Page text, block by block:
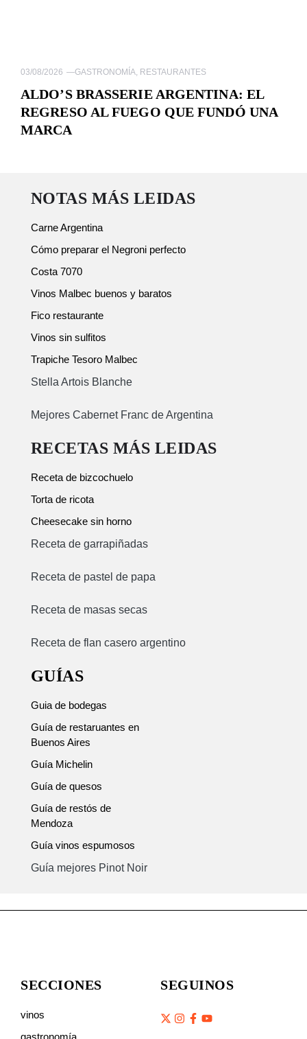
03/08/2026 —GASTRONOMÍA, RESTAURANTES
ALDO’S BRASSERIE ARGENTINA: EL
REGRESO AL FUEGO QUE FUNDÓ UNA
MARCA
NOTAS MÁS LEIDAS
Carne Argentina
Cómo preparar el Negroni perfecto
Costa 7070
Vinos Malbec buenos y baratos
Fico restaurante
Vinos sin sulfitos
Trapiche Tesoro Malbec
Stella Artois Blanche
Mejores Cabernet Franc de Argentina
RECETAS MÁS LEIDAS
Receta de bizcochuelo
Torta de ricota
Cheesecake sin horno
Receta de garrapiñadas
Receta de pastel de papa
Receta de masas secas
Receta de flan casero argentino
GUÍAS
Guia de bodegas
Guía de restaruantes en
Buenos Aires
Guía Michelin
Guía de quesos
Guía de restós de
Mendoza
Guía vinos espumosos
Guía mejores Pinot Noir
SECCIONES
vinos
SEGUINOS